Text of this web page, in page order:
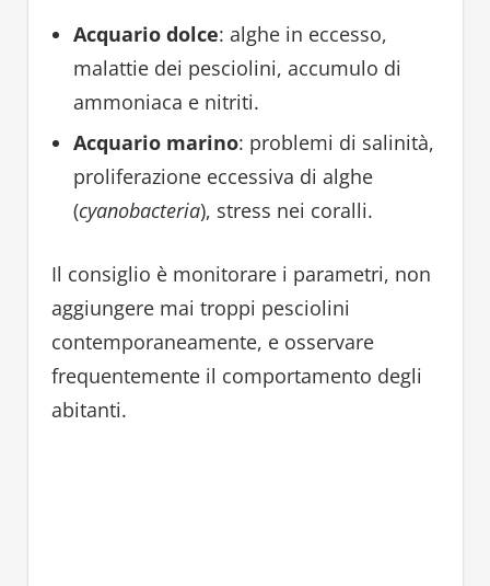
Acquario dolce: alghe in eccesso,
malattie dei pesciolini, accumulo di
ammoniaca e nitriti.
Acquario marino: problemi di salinità,
proliferazione eccessiva di alghe
(cyanobacteria), stress nei coralli.
Il consiglio è monitorare i parametri, non
aggiungere mai troppi pesciolini
contemporaneamente, e osservare
frequentemente il comportamento degli
abitanti.